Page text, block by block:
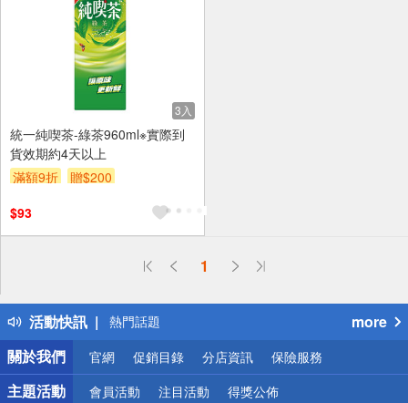
3入
統一純喫茶-綠茶960ml※實際到
貨效期約4天以上
滿額9折
贈$200
$93
1
活動快訊
偏遠地區配送
得獎公告
熱門話題
銀行優惠
偏遠地區配送
詐騙網頁！請小心！
more
關於我們
官網 促銷目錄 分店資訊 保險服務
主題活動 會員活動 注目活動 得獎公佈